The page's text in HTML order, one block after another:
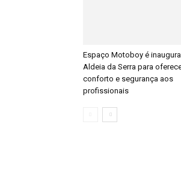
Espaço Motoboy é
Aldeia da Serra para
conforto e segurança aos
profissionais